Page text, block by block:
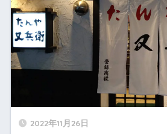
2022年11月26日